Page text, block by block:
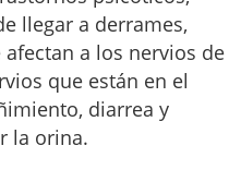
llegar a derrames,
a los nervios de
que están en el
diarrea y
la orina.